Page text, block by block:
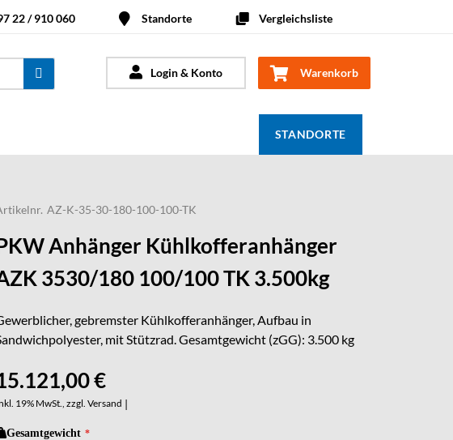
22 / 910 060 Standorte Vergleichsliste
Warenkorb
Login & Konto
STANDORTE
AZ-K-35-30-180-100-100-TK
Anhänger Kühlkofferanhänger
3530/180 100/100 TK 3.500kg
gebremster Kühlkofferanhänger, Aufbau in
mit Stützrad. Gesamtgewicht (zGG): 3.500 kg
€
19% MwSt., zzgl.Versand |
Gesamtgewicht